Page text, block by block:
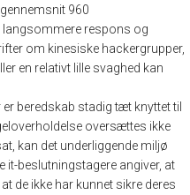
960
langsommere respons og
om kinesiske hackergrupper,
en relativt lille svaghed kan
beredskab stadig tæt knyttet til
oversættes ikke
kan det underliggende miljø
beslutningstagere angiver, at
de ikke har kunnet sikre deres